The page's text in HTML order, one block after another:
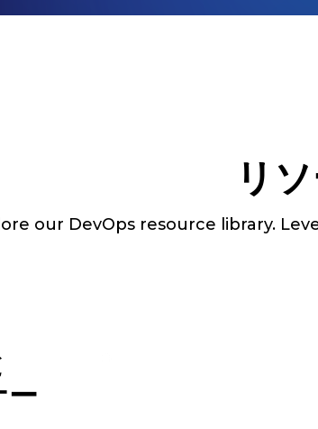
リ
our DevOps resource library.
ー